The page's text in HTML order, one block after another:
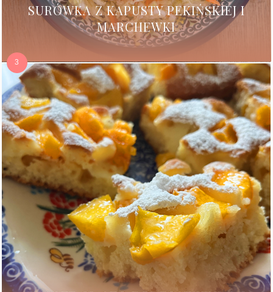
SURÓWKA Z KAPUSTY PEKIŃSKIEJ I
MARCHEWKI